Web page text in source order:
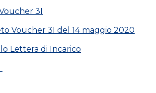
3I
Voucher 3I del 14 maggio 2020
Lettera di Incarico